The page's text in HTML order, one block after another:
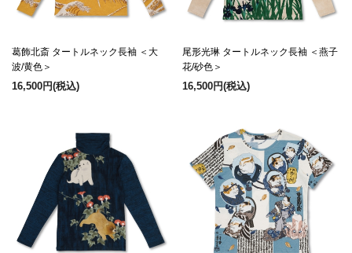
葛飾北斎 タートルネック長袖 ＜大
波/黄色＞
16,500円(税込)
尾形光琳 タートルネック長袖 ＜燕子
花/砂色＞
16,500円(税込)